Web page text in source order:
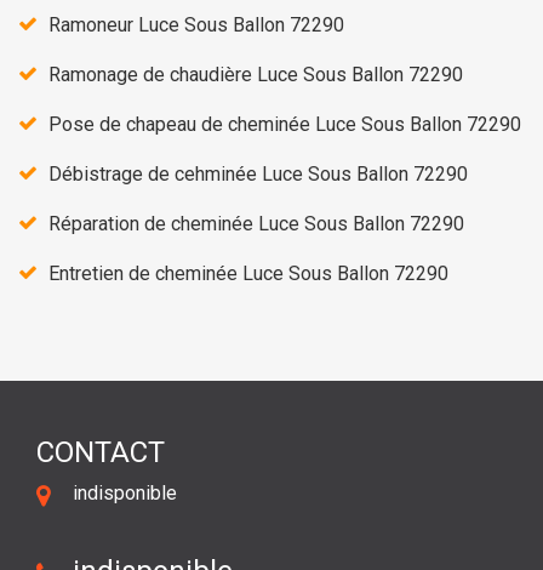
Ramoneur Luce Sous Ballon 72290
Ramonage de chaudière Luce Sous Ballon 72290
Pose de chapeau de cheminée Luce Sous Ballon 72290
Débistrage de cehminée Luce Sous Ballon 72290
Réparation de cheminée Luce Sous Ballon 72290
Entretien de cheminée Luce Sous Ballon 72290
CONTACT
indisponible